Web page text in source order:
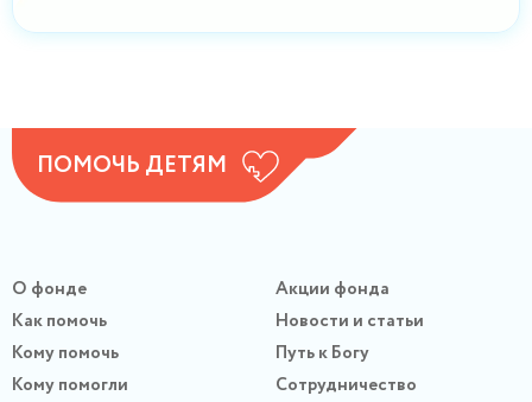
ПОМОЧЬ ДЕТЯМ
О фонде
Как помочь
Кому помочь
Кому помогли
Акции фонда
Новости и статьи
Путь к Богу
Сотрудничество